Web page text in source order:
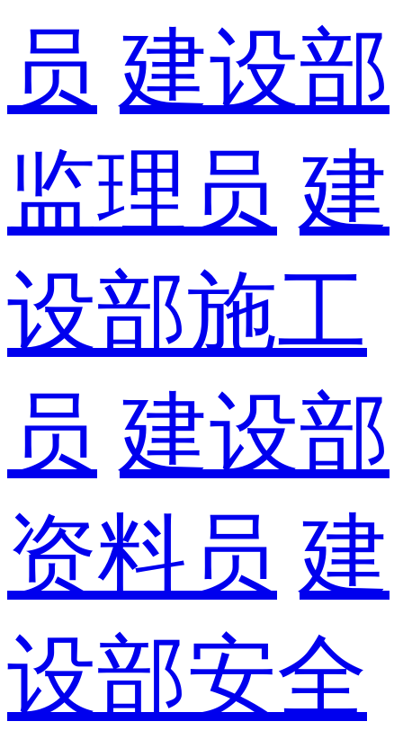
员 建设部
监理员 建
设部施工
员 建设部
资料员 建
设部安全